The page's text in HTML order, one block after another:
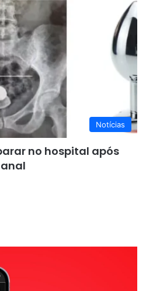
Notícias
no hospital após